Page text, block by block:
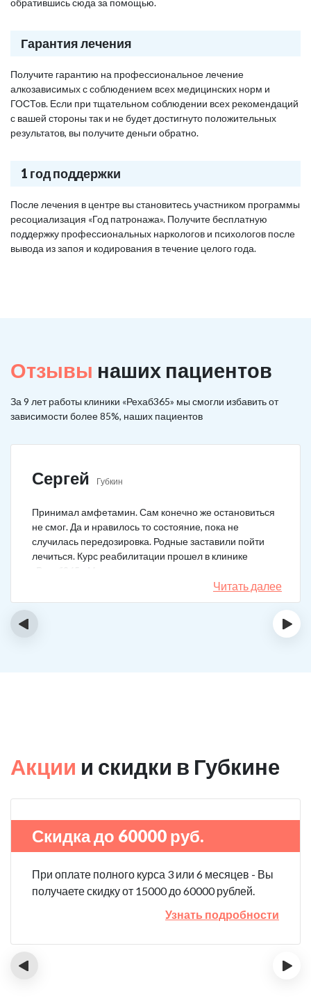
обратившись сюда за помощью.
Гарантия лечения
Получите гарантию на профессиональное лечение
алкозависимых с соблюдением всех медицинских норм и
ГОСТов. Если при тщательном соблюдении всех рекомендаций
с вашей стороны так и не будет достигнуто положительных
результатов, вы получите деньги обратно.
1 год поддержки
После лечения в центре вы становитесь участником программы
ресоциализация «Год патронажа». Получите бесплатную
поддержку профессиональных наркологов и психологов после
вывода из запоя и кодирования в течение целого года.
Отзывы наших пациентов
За 9 лет работы клиники «Рехаб365» мы смогли избавить от
зависимости более 85%, наших пациентов
Сергей Губкин
Принимал амфетамин. Сам конечно же остановиться
не смог. Да и нравилось то состояние, пока не
случилась передозировка. Родные заставили пойти
лечиться. Курс реабилитации прошел в клинике
«Рехаб365». Много месяцев уже не принимаю.
Читать далее
‹ ›
Акции и скидки в Губкине
Скидка до 60000 руб.
При оплате полного курса 3 или 6 месяцев - Вы
получаете скидку от 15000 до 60000 рублей.
Узнать подробности
‹ ›